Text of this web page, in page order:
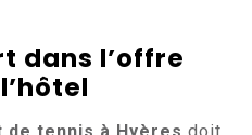
dans l’offre